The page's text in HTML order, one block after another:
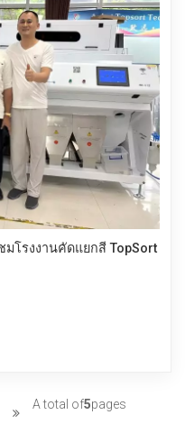
โรงงานคัดแยกสี TopSort
A total of5pages